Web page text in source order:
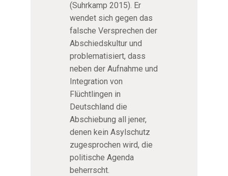
(Suhrkamp 2015). Er
wendet sich gegen das
falsche Versprechen der
Abschiedskultur und
problematisiert, dass
neben der Aufnahme und
Integration von
Flüchtlingen in
Deutschland die
Abschiebung all jener,
denen kein Asylschutz
zugesprochen wird, die
politische Agenda
beherrscht.